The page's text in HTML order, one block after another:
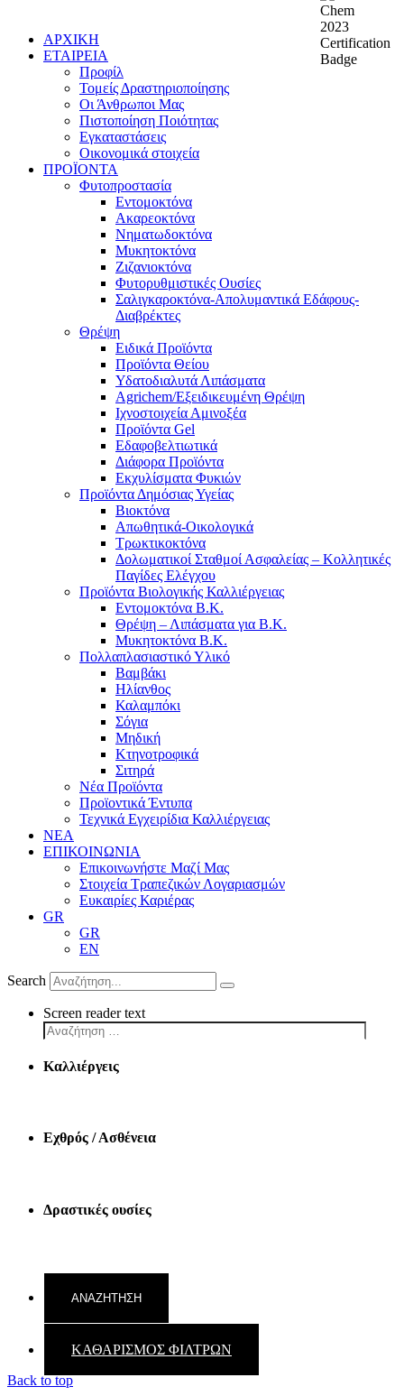
ΑΡΧΙΚΗ
ΕΤΑΙΡΕΙΑ
Προφίλ
Τομείς Δραστηριοποίησης
Οι Άνθρωποι Μας
Πιστοποίηση Ποιότητας
Εγκαταστάσεις
Οικονομικά στοιχεία
ΠΡΟΪΟΝΤΑ
Φυτοπροστασία
Εντομοκτόνα
Ακαρεοκτόνα
Νηματωδοκτόνα
Μυκητοκτόνα
Ζιζανιοκτόνα
Φυτορυθμιστικές Ουσίες
Σαλιγκαροκτόνα-Απολυμαντικά Εδάφους-
Διαβρέκτες
Θρέψη
Ειδικά Προϊόντα
Προϊόντα Θείου
Υδατοδιαλυτά Λιπάσματα
Agrichem/Εξειδικευμένη Θρέψη
Ιχνοστοιχεία Αμινοξέα
Προϊόντα Gel
Εδαφοβελτιωτικά
Διάφορα Προϊόντα
Εκχυλίσματα Φυκιών
Προϊόντα Δημόσιας Υγείας
Βιοκτόνα
Απωθητικά-Οικολογικά
Τρωκτικοκτόνα
Δολωματικοί Σταθμοί Ασφαλείας – Κολλητικές
Παγίδες Ελέγχου
Προϊόντα Βιολογικής Καλλιέργειας
Εντομοκτόνα Β.Κ.
Θρέψη – Λιπάσματα για Β.Κ.
Μυκητοκτόνα Β.Κ.
Πολλαπλασιαστικό Υλικό
Βαμβάκι
Ηλίανθος
Καλαμπόκι
Σόγια
Μηδική
Κτηνοτροφικά
Σιτηρά
Νέα Προϊόντα
Προϊοντικά Έντυπα
Τεχνικά Εγχειρίδια Καλλιέργειας
ΝΕΑ
ΕΠΙΚΟΙΝΩΝΙΑ
Επικοινωνήστε Μαζί Μας
Στοιχεία Τραπεζικών Λογαριασμών
Ευκαιρίες Καριέρας
GR
GR
EN
Search
Screen reader text
Καλλιέργεις
Εχθρός / Ασθένεια
Δραστικές ουσίες
ΚΑΘΑΡΙΣΜΟΣ ΦΙΛΤΡΩΝ
Back to top